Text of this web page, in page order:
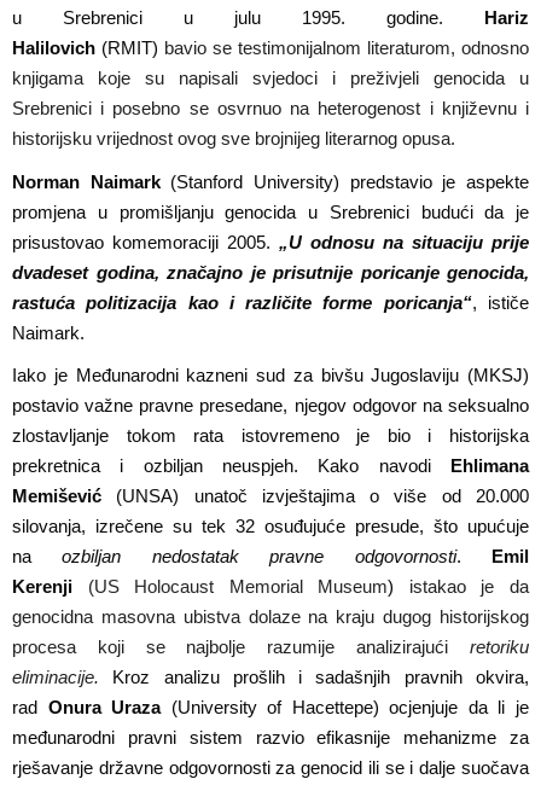
u Srebrenici u julu 1995. godine.
Hariz
Halilovich (RMIT) bavio se testimonijalnom literaturom, odnosno
knjigama koje su napisali svjedoci i preživjeli genocida u
Srebrenici i posebno se osvrnuona heterogenost i književnu i
historijsku vrijednost ovog sve brojnijeg literarnog opusa.
Norman Naimark (Stanford University)
predstavio je aspekte
promjena u promišljanju genocida u Srebrenici budući da je
prisustovao komemoraciji 2005. „U odnosu na situaciju prije
dvadeset godina, značajno je prisutnije poricanje genocida,
rastuća politizacija kao i različite forme poricanja“, ističe
Naimark.
ako je Međunarodni kazneni sud za bivšu Jugoslaviju (MKSJ)
postavio važne pravne presedane, njegov odgovor na seksualno
zlostavljanje tokom rata istovremeno je bio i historijska
prekretnica i ozbiljan neuspjeh.
Kako navodi
Ehlimana
Memišević (UNSA) unatoč izvještajima o više od 20.000
silovanja, izrečene su tek 32 osuđujuće presude, što upućuje
naozbiljan nedostatak pravne odgovornosti.
Emil
Kerenji (USHolocaust Memorial Museum) istakao je da
genocidna masovna ubistva dolaze na kraju dugog historijskog
procesa koji se najbolje razumije analizirajući retoriku
eliminacije.
Kroz analizu proš ih i sadašnjih pravnih okvira,
rad OnuraUraza (University of Hacettepe) ocjenjuje da li je
međunarodni pravni sistem razvio efikasnije mehanizme za
rješavanje državne odgovornosti za genocid ili se i dalje suočava